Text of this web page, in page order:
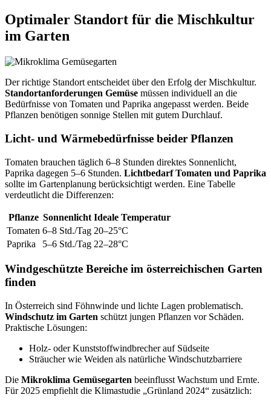
Optimaler Standort für die Mischkultur
im Garten
Der richtige Standort entscheidet über den Erfolg der Mischkultur.
Standortanforderungen Gemüse müssen individuell an die
Bedürfnisse von Tomaten und Paprika angepasst werden. Beide
Pflanzen benötigen sonnige Stellen mit gutem Durchlauf.
Licht- und Wärmebedürfnisse beider Pflanzen
Tomaten brauchen täglich 6–8 Stunden direktes Sonnenlicht,
Paprika dagegen 5–6 Stunden. Lichtbedarf Tomaten und Paprika
sollte im Gartenplanung berücksichtigt werden. Eine Tabelle
verdeutlicht die Differenzen:
Pflanze Sonnenlicht Ideale Temperatur
Tomaten 6–8 Std./Tag 20–25°C
Paprika
5–6 Std./Tag 22–28°C
Windgeschützte Bereiche im österreichischen Garten
finden
In Österreich sind Föhnwinde und lichte Lagen problematisch.
Windschutz im Garten schützt jungen Pflanzen vor Schäden.
Praktische Lösungen:
Holz- oder Kunststoffwindbrecher auf Südseite
Sträucher wie Weiden als natürliche Windschutzbarriere
Die Mikroklima Gemüsegarten beeinflusst Wachstum und Ernte.
Für 2025 empfiehlt die Klimastudie „Grünland 2024“ zusätzlich: